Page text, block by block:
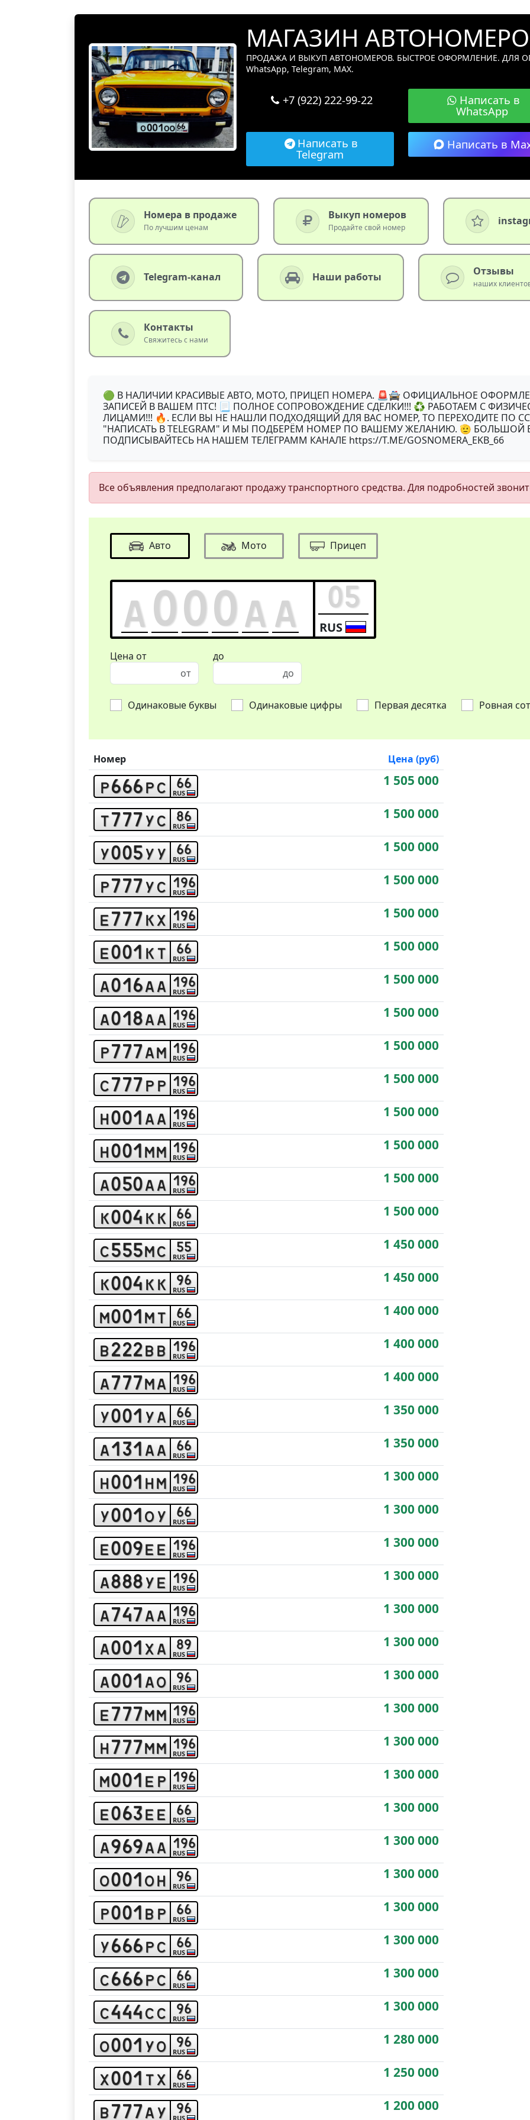
МАГАЗИН
ПРОДАЖА И ВЫКУП АВТОНОМЕРОВ. БЫСТРОЕ ОФОРМЛЕНИЕ. ДЛЯ
WhatsApp, Telegram, МАХ.
+7 (922) 222-99-22 Написать в
WhatsApp
Написать в
Telegram
Написать в
Номера в продаже
По лучшим ценам
Выкуп номеров
Продайте свой номер
Telegram-канал Наши работы Отзывы
наших
Контакты
Свяжитесь с нами
🟢 В НАЛИЧИИ КРАСИВЫЕ АВТО, МОТО, ПРИЦЕП НОМЕРА. 🚨🚔 ОФИЦИАЛЬНОЕ
ЗАПИСЕЙ В ВАШЕМ ПТС! 📃 ПОЛНОЕ СОПРОВОЖДЕНИЕ СДЕЛКИ!!! ♻ ️РАБОТАЕМ С
ЛИЦАМИ!!! 🔥. ЕСЛИ ВЫ НЕ НАШЛИ ПОДХОДЯЩИЙ ДЛЯ ВАС НОМЕР, ТО ПЕРЕХОДИТЕ ПО
"НАПИСАТЬ В TELEGRAM" И МЫ ПОДБЕРЁМ НОМЕР ПО ВАШЕМУ ЖЕЛАНИЮ. 🫡
ПОДПИСЫВАЙТЕСЬ НА НАШЕМ ТЕЛЕГРАММ КАНАЛЕ https://T.ME/GOSNOMERA_EKB_66
Все объявления предполагают продажу транспортного средства. Для подробностей
Авто Мото Прицеп
RUS
Одинаковые буквы Одинаковые цифры Первая десятка Ровная
Цена от до
Номер Цена (руб)
p666pc 66
RUS
1 505 000
t777 yc 86
RUS
1 500 000
y005y y 66
RUS
1 500 000
p777 yc 196
RUS
1 500 000
e777 kx 196
RUS
1 500 000
e001 kt 66
RUS
1 500 000
a016aa 196
RUS
1 500 000
a018aa 196
RUS
1 500 000
p777am 196
RUS
1 500 000
c777 p p 196
RUS
1 500 000
h001aa 196
RUS
1 500 000
h001mm 196
RUS
1 500 000
a050aa 196
RUS
1 500 000
k004k k 66
RUS
1 500 000
c555mc 55
RUS
1 450 000
k004k k 96
RUS
1 450 000
m001mt 66
RUS
1 400 000
b222b b 196
RUS
1 400 000
a777ma 196
RUS
1 400 000
y001 y a 66
RUS
1 350 000
a131aa 66
RUS
1 350 000
h001hm 196
RUS
1 300 000
y001o y 66
RUS
1 300 000
e009e e 196
RUS
1 300 000
a888y e 196
RUS
1 300 000
a747aa 196
RUS
1 300 000
a001x a 89
RUS
1 300 000
a001ao 96
RUS
1 300 000
e777mm 196
RUS
1 300 000
h777mm 196
RUS
1 300 000
m001e p 196
RUS
1 300 000
e063e e 66
RUS
1 300 000
a969aa 196
RUS
1 300 000
o001oh 96
RUS
1 300 000
p001b p 66
RUS
1 300 000
y666pc 66
RUS
1 300 000
c666pc 66
RUS
1 300 000
c444cc 96
RUS
1 300 000
o001 yo 96
RUS
1 280 000
x001t x 66
RUS
1 250 000
b777a y 96
RUS
1 200 000